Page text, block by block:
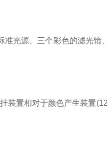
光源、三个彩色的滤光
置相对于颜色产生装置